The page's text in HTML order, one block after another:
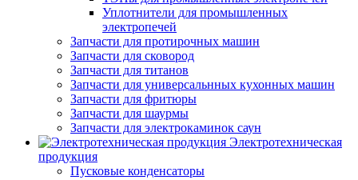
Уплотнители для промышленных
электропечей
Запчасти для протирочных машин
Запчасти для сковород
Запчасти для титанов
Запчасти для универсальнных кухонных машин
Запчасти для фритюры
Запчасти для шаурмы
Запчасти для электрокаминок саун
Электротехническая
продукция
Пусковые конденсаторы